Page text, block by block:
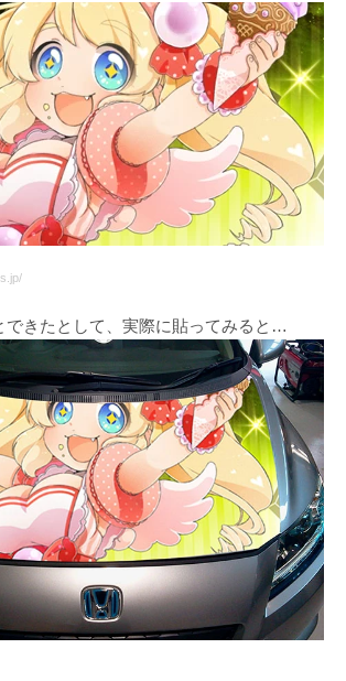
できたとして、実際に貼ってみると…